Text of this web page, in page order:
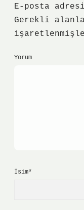
E-posta
Gerekli
Yorum
İsim*